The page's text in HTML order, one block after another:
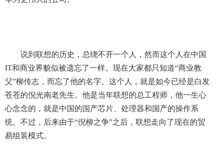
说到联想的历史，总绕不开一个人，然而这个人在中国
IT和商业界貌似被遗忘了一样。现在大家都只知道“商业教
父”柳传志，而忘了他的名字。这个人，就是如今已经是白发
苍苍的倪光南老先生。他是当年联想的总工程师，他一生心
心念念的，就是中国的国产芯片、处理器和国产的操作系
统。不过，后来由于“倪柳之争”之后，联想走向了现在的贸
易组装模式。